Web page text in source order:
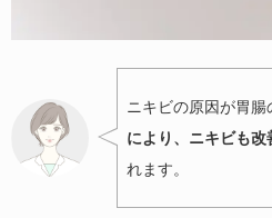
ニキビの原因が胃腸
により、ニキビも改
れます。